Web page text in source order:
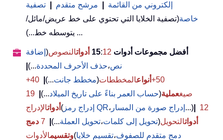
إلكتروني من القائمة
مرشح متقدم
تصفية
خاصة(تصفية الخلايا التي تحتوي على خط عريض/مائل/
يتوسطه خط...) ...
أفضل مجموعات أدوات 15 :12 أدواتالنصوص( إضافة
نص،حذف الأحرف المحددة...)
50+
أنواعالمخططات(مخطط جانت...)
40+
صيغعملية(حساب العمر بناءً على تاريخ الميلاد...)
19
أدواتالإدراج ( إدراج رمز QR، إدراج صورة من المسار ...)
12
أدواتالتحويل(تحويل إلى كلمات،تحويل العملة...)
7 دمج
وتقسيمالأدوات ( دمج متقدم للصفوف،تقسيم خلايا